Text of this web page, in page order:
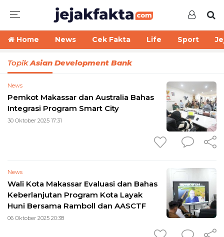
Home News Cek Fakta Life Sport
TopikAsian Development Bank
News
Pemkot Makassar dan Australia Bahas
Integrasi Program Smart City
30 Oktober 2025 17:31
News
Wali Kota Makassar Evaluasi dan Bahas
Keberlanjutan Program Kota Layak
Huni Bersama Ramboll dan AASCTF
06 Oktober 2025 20:38